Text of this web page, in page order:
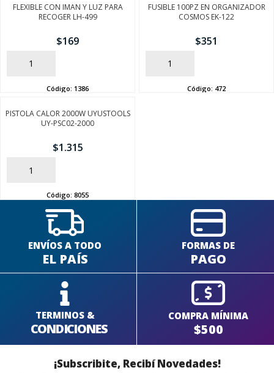
FLEXIBLE CON IMAN Y LUZ PARA
RECOGER LH-499
$169
AÑADIR
Código: 1386
FUSIBLE 100PZ EN ORGANIZADOR
COSMOS EK-122
$351
AÑADIR
Código: 472
PISTOLA CALOR 2000W UYUSTOOLS
UY-PSC02-2000
$1.315
AÑADIR
Código: 8055
ENVÍOS A TODO
EL PAÍS
FORMAS DE
PAGO
TERMINOS &
CONDICIONES
COMPRA MÍNIMA
$500
¡Subscribite, Recibí Novedades!